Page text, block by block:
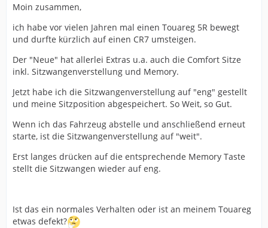
Moin zusammen,
ich habe vor vielen Jahren mal einen Touareg 5R bewegt
und durfte kürzlich auf einen CR7 umsteigen.
Der "Neue" hat allerlei Extras u.a. auch die Comfort Sitze
inkl. Sitzwangenverstellung und Memory.
Jetzt habe ich die Sitzwangenverstellung auf "eng" gestellt
und meine Sitzposition abgespeichert. So Weit, so Gut.
Wenn ich das Fahrzeug abstelle und anschließend erneut
starte, ist die Sitzwangenverstellung auf "weit".
Erst langes drücken auf die entsprechende Memory Taste
stellt die Sitzwangen wieder auf eng.
Ist das ein normales Verhalten oder ist an meinem Touareg
etwas defekt?